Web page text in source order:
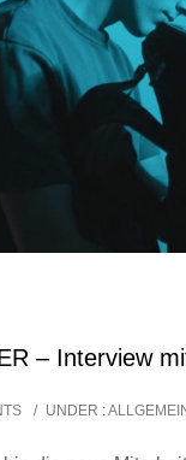
– Interview
/ UNDER :